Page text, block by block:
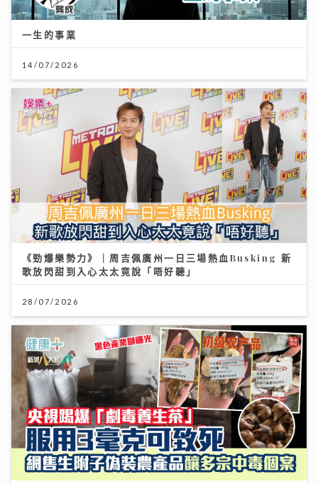
一生的事業
14/07/2026
《勁爆樂勢力》｜周吉佩廣州一日三場熱血Busking 新
歌放閃甜到入心太太竟說「唔好聽」
28/07/2026